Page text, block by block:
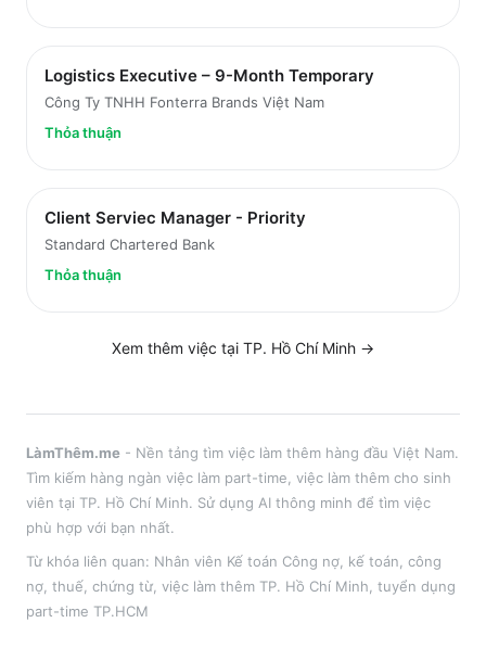
Logistics Executive – 9-Month Temporary
Công Ty TNHH Fonterra Brands Việt Nam
Thỏa thuận
Client Serviec Manager - Priority
Standard Chartered Bank
Thỏa thuận
Xem thêm việc tại TP. Hồ Chí Minh →
LàmThêm.me - Nền tảng tìm việc làm thêm hàng đầu Việt Nam.
Tìm kiếm hàng ngàn việc làm part-time, việc làm thêm cho sinh
viên tại TP. Hồ Chí Minh. Sử dụng AI thông minh để tìm việc
phù hợp với bạn nhất.
Từ khóa liên quan: Nhân viên Kế toán Công nợ kế toán, công
nợ, thuế, chứng từ , việc làm thêm TP. Hồ Chí Minh , tuyển dụng
part-time TP.HCM